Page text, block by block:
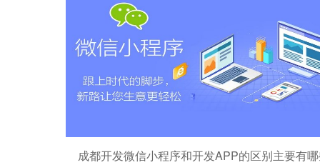
成都开发微信小程序和开发APP的区别主要有